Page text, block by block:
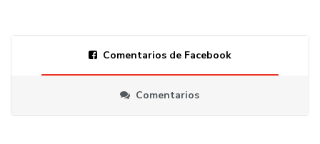
Comentarios de Facebook
Comentarios